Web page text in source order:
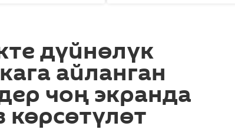
дүйнөлүк
айланган
чоң экранда
көрсөтүлөт